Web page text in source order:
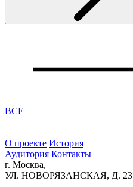
ВСЕ
О проекте История
Аудитория Контакты
г. Москва,
УЛ. НОВОРЯЗАНСКАЯ, Д. 23